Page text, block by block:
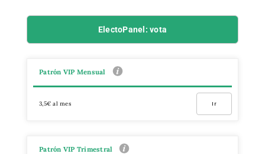
ElectoPanel: vota
Patrón VIP Mensual
3,5€ al mes Ir
Patrón VIP Trimestral